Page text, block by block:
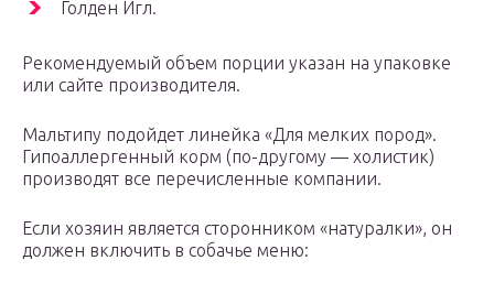
Голден Игл.
Рекомендуемый объем порции указан на упаковке
или сайте производителя.
Мальтипу подойдет линейка «Для мелких пород».
Гипоаллергенный корм (по-другому — холистик)
производят все перечисленные компании.
Если хозяин является сторонником «натуралки», он
должен включить в собачье меню: